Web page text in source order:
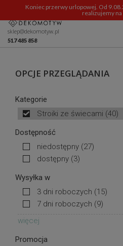
Koniec przerwy urlopowej. Od
realizujemy na
sklep@dekomotyw.pl
517 485 858
OPCJE PRZEGLĄDANIA
Kategorie
Stroiki ze świecami (40)
Dostępność
niedostępny (27)
dostępny (3)
Wysyłka w
3 dni roboczych (15)
7 dni roboczych (9)
więcej
Promocja